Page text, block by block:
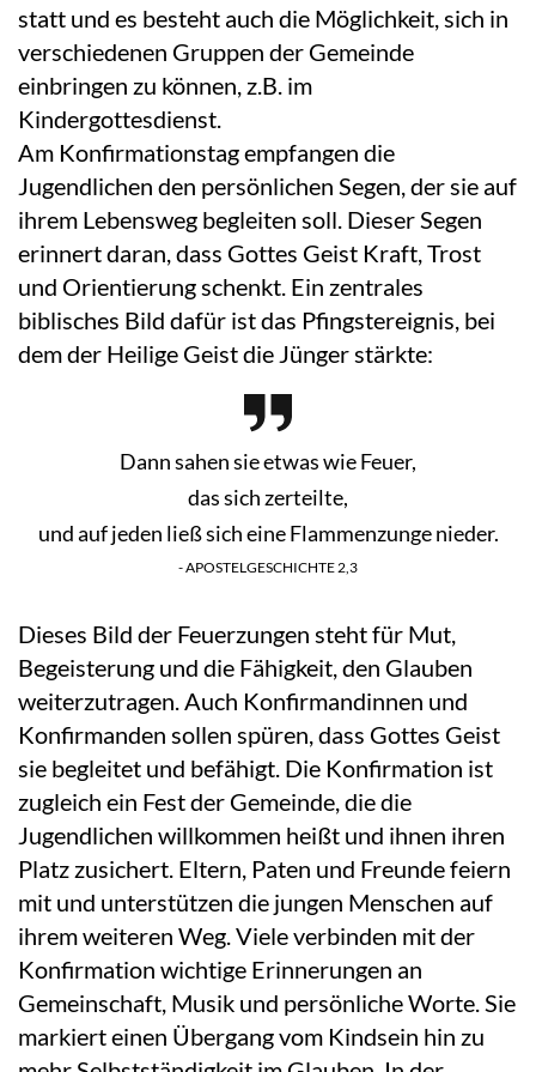
statt und es besteht auch die Möglichkeit, sich in
verschiedenen Gruppen der Gemeinde
einbringen zu können, z.B. im
Kindergottesdienst.
Am Konfirmationstag empfangen die
Jugendlichen den persönlichen Segen, der sie auf
ihrem Lebensweg begleiten soll. Dieser Segen
erinnert daran, dass Gottes Geist Kraft, Trost
und Orientierung schenkt. Ein zentrales
biblisches Bild dafür ist das Pfingstereignis, bei
dem der Heilige Geist die Jünger stärkte:
Dann sahen sie etwas wie Feuer,
das sich zerteilte,
und auf jeden ließ sich eine Flammenzunge nieder.
- APOSTELGESCHICHTE 2,3
Dieses Bild der Feuerzungen steht für Mut,
Begeisterung und die Fähigkeit, den Glauben
weiterzutragen. Auch Konfirmandinnen und
Konfirmanden sollen spüren, dass Gottes Geist
sie begleitet und befähigt. Die Konfirmation ist
zugleich ein Fest der Gemeinde, die die
Jugendlichen willkommen heißt und ihnen ihren
Platz zusichert. Eltern, Paten und Freunde feiern
mit und unterstützen die jungen Menschen auf
ihrem weiteren Weg. Viele verbinden mit der
Konfirmation wichtige Erinnerungen an
Gemeinschaft, Musik und persönliche Worte. Sie
markiert einen Übergang vom Kindsein hin zu